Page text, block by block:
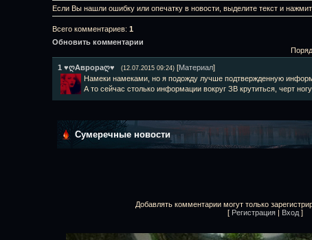
Если Вы нашли ошибку или опечатку в новости, выделите текст и
Всего комментариев: 1
Обновить комментарии
1 ♥ღАврораღ♥ (12.07.2015 09:24) [Материал]
Намеки намеками, но я подожду лучше подтвержденную
А то сейчас столько информации вокруг ЗВ крутиться, черт
Сумеречные новости
Добавлять комментарии могут только
[ Регистрация | Вход ]